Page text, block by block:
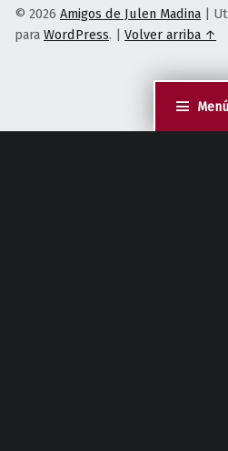
Menú
© 2026 Amigos de Julen Madina |
para WordPress. | Volver arriba ↑